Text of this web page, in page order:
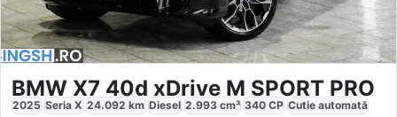
BMW X7 40d xDrive M SPORT PRO
2025 Seria X 24.092 km Diesel 2.993 cm³ 340 CP Cutie automată